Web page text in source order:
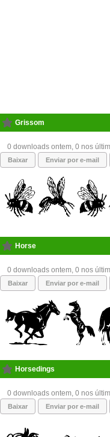
Grissom
0 downloads ontem, 0 nos
Baixar Enviar por e-mail
Horse
0 downloads ontem, 0 nos
Baixar Enviar por e-mail
Horsedings
0 downloads ontem, 0 nos
Baixar Enviar por e-mail